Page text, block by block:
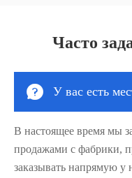
Часто
 У вас есть
В настоящее время мы
продажами с фабрики,
заказывать напрямую у